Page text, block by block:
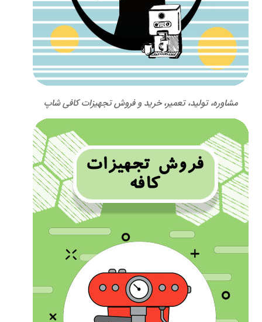
مشاوره، تولید، تعمیر، خرید و فروش تجهیزات کافی شاپ